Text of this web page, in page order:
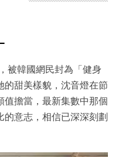
被韓國網民封為「健身
的甜美樣貌，沈音燈在節
值擔當，最新集數中那個
意志，相信已深深刻劃